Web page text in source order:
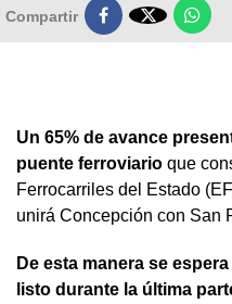
Compartir 
Un 65% de avance
puente ferroviario que
Ferrocarriles del Estado
unirá Concepción con San
De esta manera se
listo durante la última